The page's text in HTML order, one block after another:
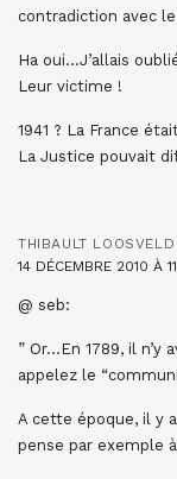
contradiction avec
Ha oui…J’allais
Leur victime !
1941 ? La France
La Justice pouvait
THIBAULT LOOSVELD
14 DÉCEMBRE 2010 À
@ seb:
” Or…En 1789, il n’y
appelez le
A cette époque, il y
pense par exemple